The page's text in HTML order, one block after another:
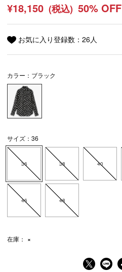
¥18,150 (税込) 50% OFF
お気に入り登録数：26人
カラー：ブラック
サイズ：36
36 38 40
46 48
在庫： ×